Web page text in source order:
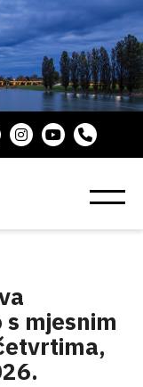
s mjesnim